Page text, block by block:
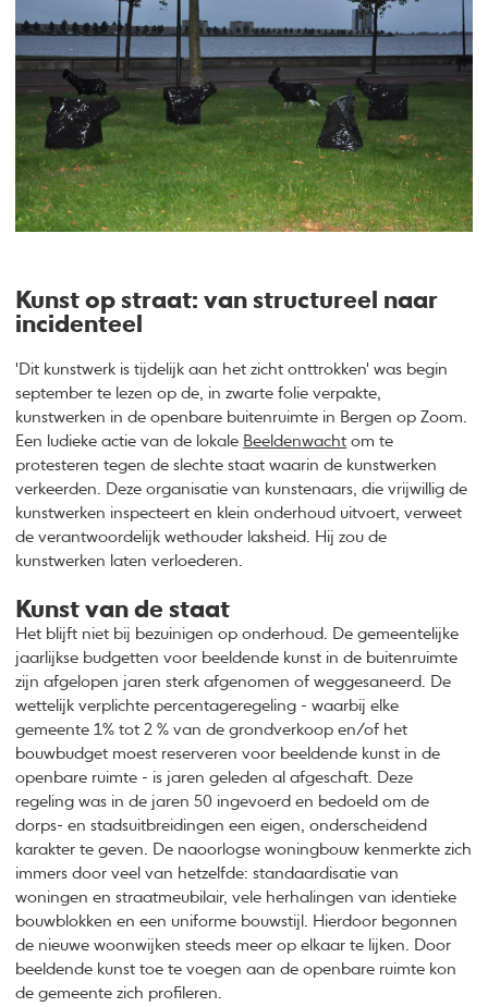
Kunst op straat: van structureel naar
incidenteel
'Dit kunstwerk is tijdelijk aan het zicht onttrokken' was begin
september te lezen op de, in zwarte folie verpakte,
kunstwerken in de openbare buitenruimte in Bergen op Zoom.
Een ludieke actie van de lokale Beeldenwacht om te
protesteren tegen de slechte staat waarin de kunstwerken
verkeerden. Deze organisatie van kunstenaars, die vrijwillig de
kunstwerken inspecteert en klein onderhoud uitvoert, verweet
de verantwoordelijk wethouder laksheid. Hij zou de
kunstwerken laten verloederen.
Kunst van de staat
Het blijft niet bij bezuinigen op onderhoud. De gemeentelijke
jaarlijkse budgetten voor beeldende kunst in de buitenruimte
zijn afgelopen jaren sterk afgenomen of weggesaneerd. De
wettelijk verplichte percentageregeling - waarbij elke
gemeente 1% tot 2 % van de grondverkoop en/of het
bouwbudget moest reserveren voor beeldende kunst in de
openbare ruimte - is jaren geleden al afgeschaft. Deze
regeling was in de jaren 50 ingevoerd en bedoeld om de
dorps- en stadsuitbreidingen een eigen, onderscheidend
karakter te geven. De naoorlogse woningbouw kenmerkte zich
immers door veel van hetzelfde: standaardisatie van
woningen en straatmeubilair, vele herhalingen van identieke
bouwblokken en een uniforme bouwstijl. Hierdoor begonnen
de nieuwe woonwijken steeds meer op elkaar te lijken. Door
beeldende kunst toe te voegen aan de openbare ruimte kon
de gemeente zich profileren.